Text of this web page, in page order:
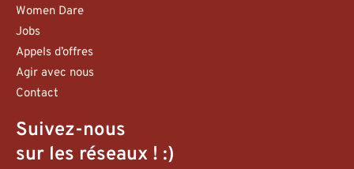
Women Dare
Jobs
Appels d’offres
Agir avec nous
Contact
Suivez-nous
sur les réseaux ! :)